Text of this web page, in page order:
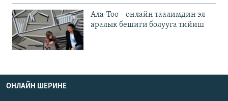
Ала-Тоо – онлайн таалимдин эл
аралык бешиги болууга тийиш
ОНЛАЙН ШЕРИНЕ